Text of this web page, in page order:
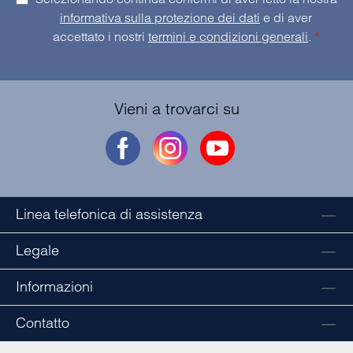
informativa sulla protezione dei dati e di aver
accettato i nostri termini e condizioni generali. *
Vieni a trovarci su
Linea telefonica di assistenza
Legale
Informazioni
Contatto